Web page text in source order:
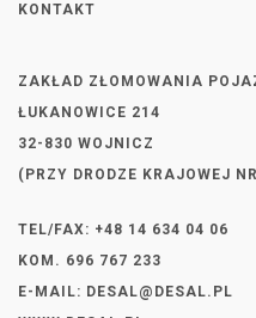
KONTAKT
ZAKŁAD ZŁOMOWANIA
ŁUKANOWICE 214
32-830 WOJNICZ
(PRZY DRODZE KRAJOWEJ
TEL/FAX: +48 14 634 04 06
KOM. 696 767 233
E-MAIL: DESAL@DESAL.PL